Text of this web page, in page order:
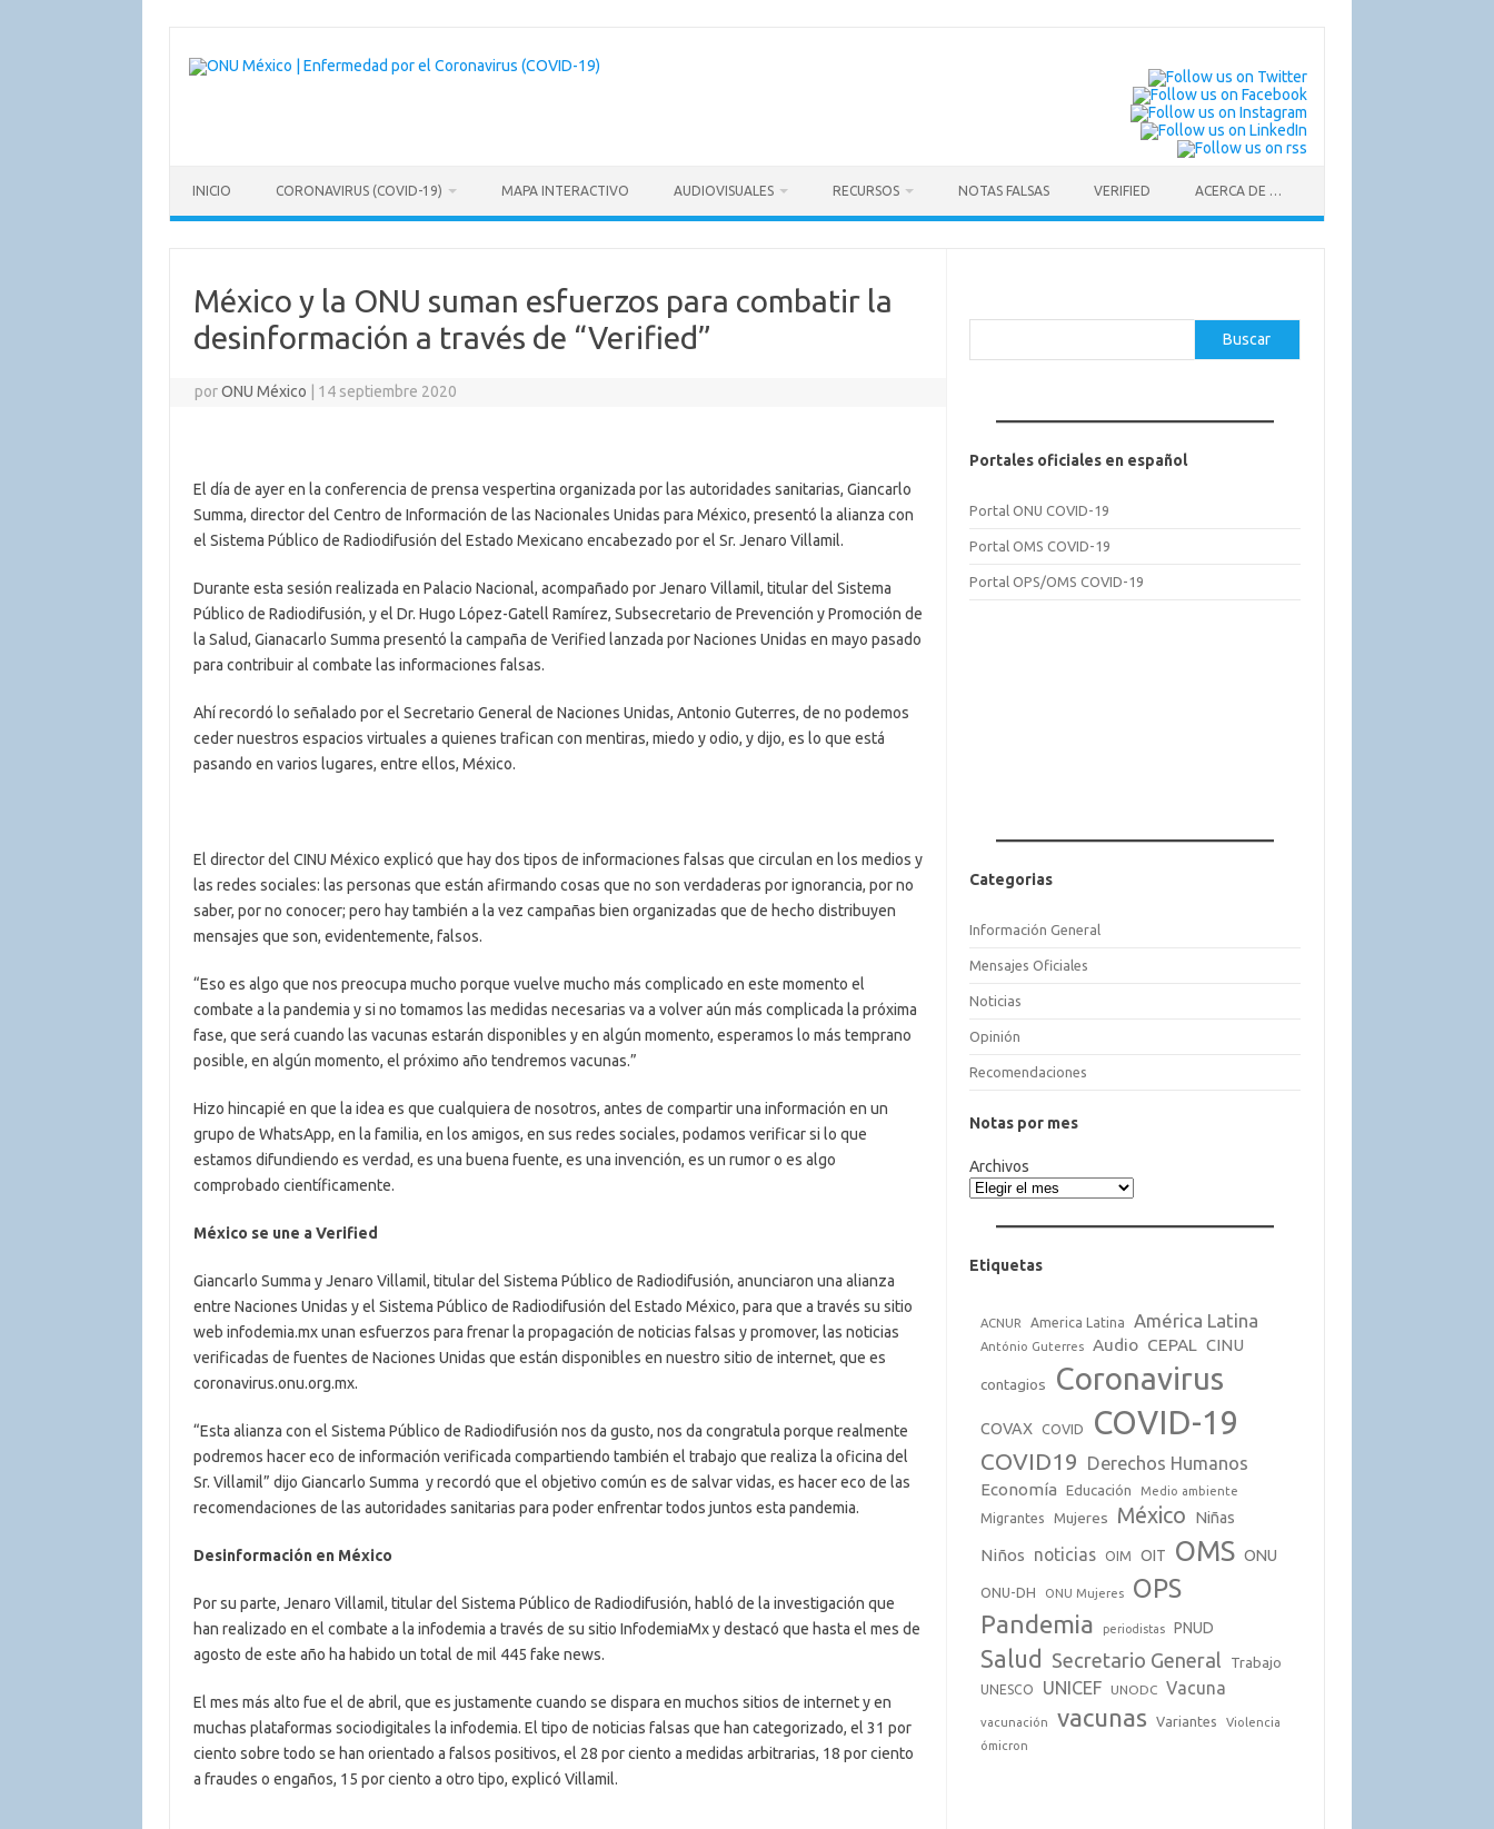
contenido
INICIO CORONAVIRUS (COVID-19) MAPA INTERACTIVO AUDIOVISUALES RECURSOS NOTAS FALSAS VERIFIED ACERCA DE …
México y la ONU suman esfuerzos para combatir la
desinformación a través de “Verified”
porONU México 14 septiembre 2020
El día de ayer en la conferencia de prensa vespertina organizada por las autoridades sanitarias, Giancarlo
Summa, director del Centro de Información de las Nacionales Unidas para México, presentó la alianza con
el Sistema Público de Radiodifusión del Estado Mexicano encabezado por el Sr. Jenaro Villamil.
Durante esta sesión realizada en Palacio Nacional, acompañado por Jenaro Villamil, titular del Sistema
Público de Radiodifusión, y el Dr. Hugo López-Gatell Ramírez, Subsecretario de Prevención y Promoción de
la Salud, Gianacarlo Summa presentó la campaña de Verified lanzada por Naciones Unidas en mayo pasado
para contribuir al combate las informaciones falsas.
Ahí recordó lo señalado por el Secretario General de Naciones Unidas, Antonio Guterres, de no podemos
ceder nuestros espacios virtuales a quienes trafican con mentiras, miedo y odio, y dijo, es lo que está
pasando en varios lugares, entre ellos, México.
El director del CINU México explicó que hay dos tipos de informaciones falsas que circulan en los medios y
las redes sociales: las personas que están afirmando cosas que no son verdaderas por ignorancia, por no
saber, por no conocer; pero hay también a la vez campañas bien organizadas que de hecho distribuyen
mensajes que son, evidentemente, falsos.
“Eso es algo que nos preocupa mucho porque vuelve mucho más complicado en este momento el
combate a la pandemia y si no tomamos las medidas necesarias va a volver aún más complicada la próxima
fase, que será cuando las vacunas estarán disponibles y en algún momento, esperamos lo más temprano
posible, en algún momento, el próximo año tendremos vacunas.”
Hizo hincapié en que la idea es que cualquiera de nosotros, antes de compartir una información en un
grupo de WhatsApp, en la familia, en los amigos, en sus redes sociales, podamos verificar si lo que
estamos difundiendo es verdad, es una buena fuente, es una invención, es un rumor o es algo
comprobado científicamente.
México se une a Verified
Giancarlo Summa y Jenaro Villamil, titular del Sistema Público de Radiodifusión, anunciaron una alianza
entre Naciones Unidas y el Sistema Público de Radiodifusión del Estado México, para que a través su sitio
web infodemia.mx unan esfuerzos para frenar la propagación de noticias falsas y promover, las noticias
verificadas de fuentes de Naciones Unidas que están disponibles en nuestro sitio de internet, que es
coronavirus.onu.org.mx.
“Esta alianza con el Sistema Público de Radiodifusión nos da gusto, nos da congratula porque realmente
podremos hacer eco de información verificada compartiendo también el trabajo que realiza la oficina del
Sr. Villamil” dijo Giancarlo Summa y recordó que el objetivo común es de salvar vidas, es hacer eco de las
recomendaciones de las autoridades sanitarias para poder enfrentar todos juntos esta pandemia.
Desinformación en México
Por su parte, Jenaro Villamil, titular del Sistema Público de Radiodifusión, habló de la investigación que
han realizado en el combate a la infodemia a través de su sitio InfodemiaMx y destacó que hasta el mes de
agosto de este año ha habido un total de mil 445 fake news.
El mes más alto fue el de abril, que es justamente cuando se dispara en muchos sitios de internet y en
muchas plataformas sociodigitales la infodemia. El tipo de noticias falsas que han categorizado, el 31 por
ciento sobre todo se han orientado a falsos positivos, el 28 por ciento a medidas arbitrarias, 18 por ciento
a fraudes o engaños, 15 por ciento a otro tipo, explicó Villamil.
Buscar
Portales oficiales en español
Portal ONU COVID-19
Portal OMS COVID-19
Portal OPS/OMS COVID-19
Categorias
Información General
Mensajes Oficiales
Noticias
Opinión
Recomendaciones
Notas por mes
Archivos
Etiquetas
ACNUR America Latina América Latina
António Guterres Audio CEPAL CINU
contagios Coronavirus
COVAX COVID COVID-19
COVID19 Derechos Humanos
Economía Educación Medio ambiente
Migrantes Mujeres México Niñas
Niños noticias OIM OIT OMS ONU
ONU-DH ONU Mujeres OPS
Pandemia periodistas PNUD
Salud Secretario General Trabajo
UNESCO UNICEF UNODC Vacuna
vacunación vacunas Variantes
Violencia
ómicron